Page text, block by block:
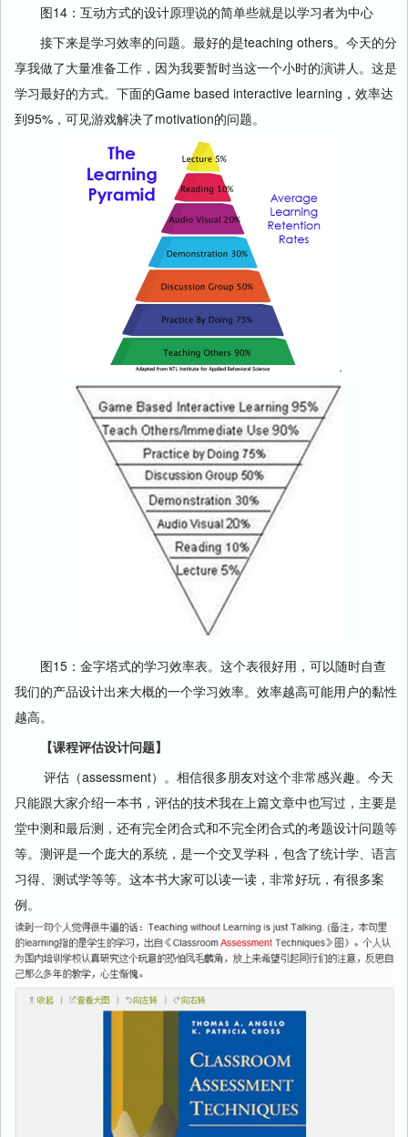
图14：互动方式的设计原理说的简单些就是以学习者为中心
接下来是学习效率的问题。最好的是teaching others。今天的分
享我做了大量准备工作，因为我要暂时当这一个小时的演讲人。这是
学习最好的方式。下面的Game based interactive learning，效率达
到95%，可见游戏解决了motivation的问题。
图15：金字塔式的学习效率表。这个表很好用，可以随时自查
我们的产品设计出来大概的一个学习效率。效率越高可能用户的黏性
越高。
【课程评估设计问题】
评估（assessment）。相信很多朋友对这个非常感兴趣。今天
只能跟大家介绍一本书，评估的技术我在上篇文章中也写过，主要是
堂中测和最后测，还有完全闭合式和不完全闭合式的考题设计问题等
等。测评是一个庞大的系统，是一个交叉学科，包含了统计学、语言
习得、测试学等等。这本书大家可以读一读，非常好玩，有很多案
例。